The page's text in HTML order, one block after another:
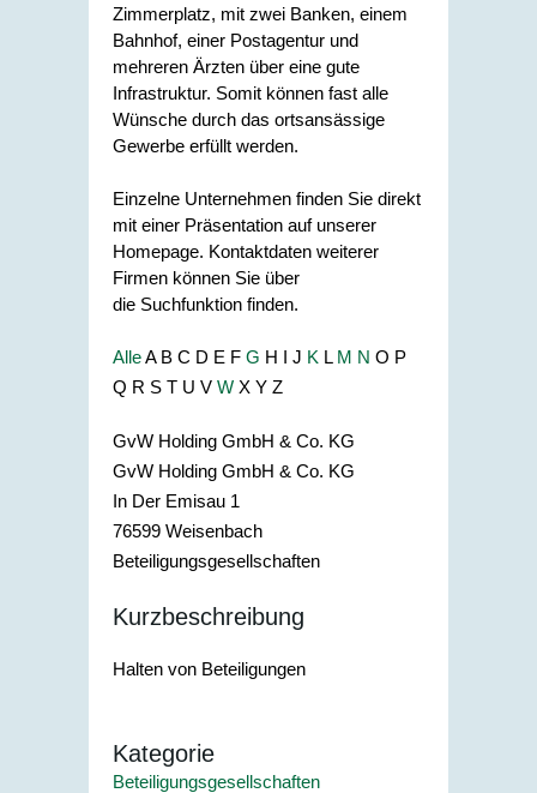
Zimmerplatz, mit zwei Banken, einem
Bahnhof, einer Postagentur und
mehreren Ärzten über eine gute
Infrastruktur. Somit können fast alle
Wünsche durch das ortsansässige
Gewerbe erfüllt werden.
Einzelne Unternehmen finden Sie direkt
mit einer Präsentation auf unserer
Homepage. Kontaktdaten weiterer
Firmen können Sie über
die Suchfunktion finden.
AlleA B C D E F G H I J K L M N O P
Q R S T U V W X Y Z
GvW Holding GmbH & Co. KG
GvW Holding GmbH & Co. KG
In Der Emisau 1
76599 Weisenbach
Beteiligungsgesellschaften
Kurzbeschreibung
Halten von Beteiligungen
Kategorie
Beteiligungsgesellschaften